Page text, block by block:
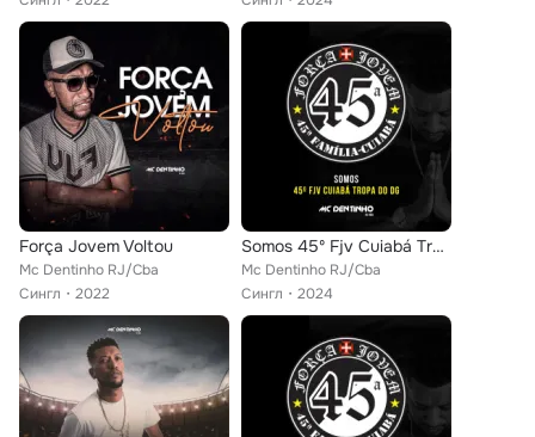
Força Jovem Voltou
Mc Dentinho RJ/Cba
Сингл
2022
Somos 45º Fjv Cuiabá Tropa do Dg
Mc Dentinho RJ/Cba
Сингл
2024